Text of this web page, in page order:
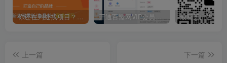
你还在到处找项目？还在当韭菜？我靠卖项目一个月收入5万+，曾经我也是个失败者。 开通百盟网VIP会员，尊享全站资源免费下载，享70%的推广提成！！【限时五折优惠】
上一篇
下一篇